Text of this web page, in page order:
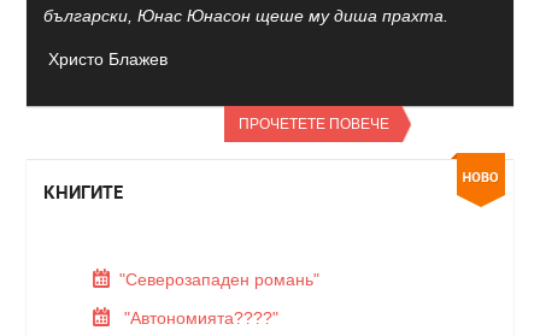
български, Юнас Юнасон щеше му диша прахта.
Христо Блажев
ПРОЧЕТЕТЕ ПОВЕЧЕ
КНИГИТЕ
"Северозападен романь"
"Автономията????"